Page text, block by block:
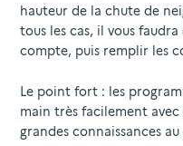
hauteur de la chute de
tous les cas, il vous
compte, puis remplir les
Le point fort : les
main très facilement avec
grandes connaissances